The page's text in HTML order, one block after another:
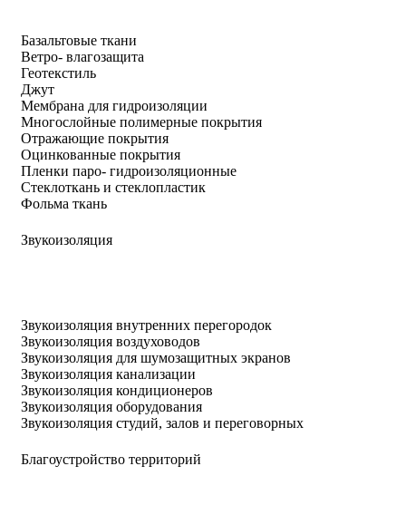
Базальтовые ткани
Ветро- влагозащита
Геотекстиль
Джут
Мембрана для гидроизоляции
Многослойные полимерные покрытия
Отражающие покрытия
Оцинкованные покрытия
Пленки паро- гидроизоляционные
Стеклоткань и стеклопластик
Фольма ткань
Звукоизоляция
Звукоизоляция внутренних перегородок
Звукоизоляция воздуховодов
Звукоизоляция для шумозащитных экранов
Звукоизоляция канализации
Звукоизоляция кондиционеров
Звукоизоляция оборудования
Звукоизоляция студий, залов и переговорных
Благоустройство территорий